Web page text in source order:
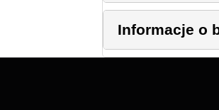
Informacje o